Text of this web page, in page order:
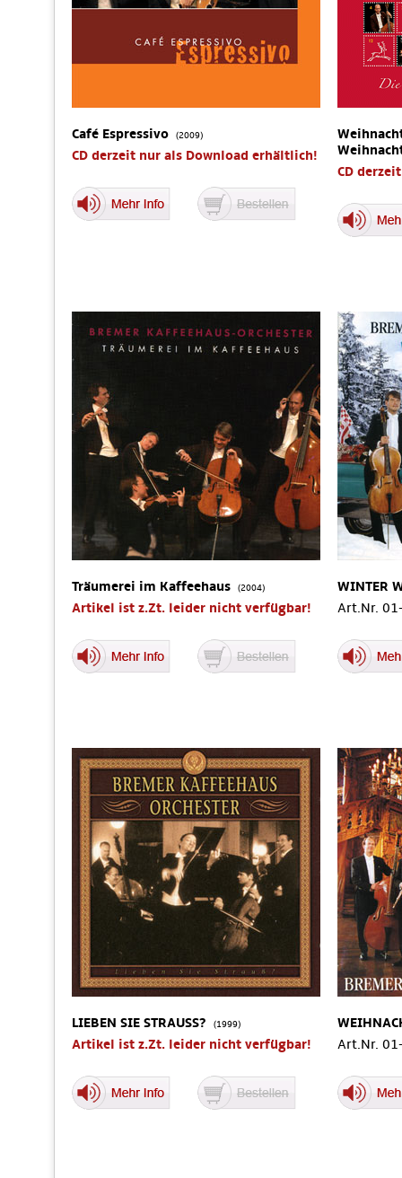
Café Espressivo (2009)
CD derzeit nur als Download erhältlich!
CD
Träumerei im Kaffeehaus (2004)
Artikel ist z.Zt. leider nicht verfügbar!
WINTER
Art.Nr.
LIEBEN SIE STRAUSS? (1999)
Artikel ist z.Zt. leider nicht verfügbar!
Art.Nr.